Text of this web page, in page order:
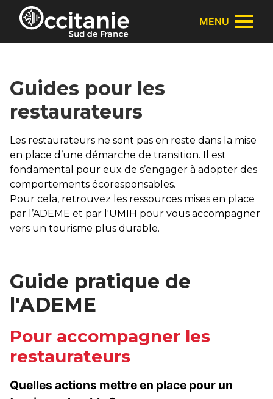
Panneau de gestion des cookies
MENU
Guides pour les
restaurateurs
Les restaurateurs ne sont pas en reste dans la mise
en place d’une démarche de transition. Il est
fondamental pour eux de s’engager à adopter des
comportements écoresponsables.
Pour cela, retrouvez les ressources mises en place
par l’ADEME et par l'UMIH pour vous accompagner
vers un tourisme plus durable.
Guide pratique de
l'ADEME
Pour accompagner les
restaurateurs
Quelles actions mettre en place pour un